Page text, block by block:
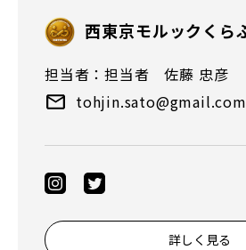
⻄東京モルックくら
担当者：担当者 佐藤 忠彦
tohjin.sato@gmail.com
詳しく見る